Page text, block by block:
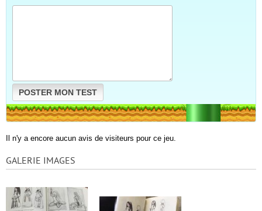
POSTER MON TEST
Il n'y a encore aucun avis de visiteurs pour ce jeu.
GALERIE IMAGES